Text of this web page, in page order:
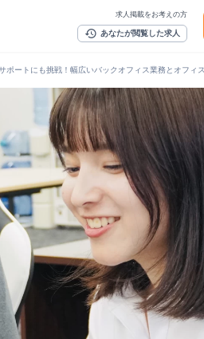
求人掲載をお考えの方
history あなたが閲覧した求人
ポートにも挑戦！幅広いバックオフィス業務とオフィ